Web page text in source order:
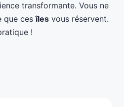
transformante. Vous ne
que cesîles vous réservent.
!